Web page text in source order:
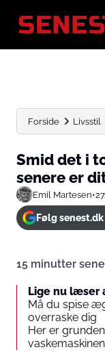
Forside Livsstil
Smid det i
senere er
Emil Martesen•
Følg
15 minutter
Lige nu læser
Må du spise
overraske dig
Her er